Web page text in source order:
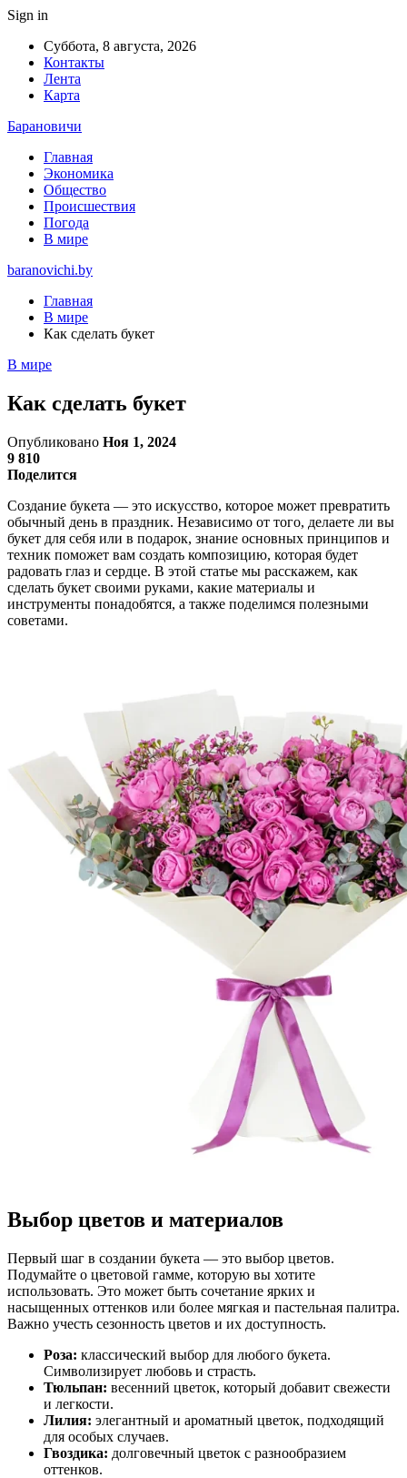
Sign in
Суббота, 8 августа, 2026
Контакты
Лента
Карта
Барановичи
Главная
Экономика
Общество
Происшествия
Погода
В мире
baranovichi.by
Главная
В мире
Как сделать букет
В мире
Как сделать букет
Опубликовано Ноя 1, 2024
9 810
Поделится
Создание букета — это искусство, которое может превратить
обычный день в праздник. Независимо от того, делаете ли вы
букет для себя или в подарок, знание основных принципов и
техник поможет вам создать композицию, которая будет
радовать глаз и сердце. В этой статье мы расскажем, как
сделать букет своими руками, какие материалы и
инструменты понадобятся, а также поделимся полезными
советами.
Выбор цветов и материалов
Первый шаг в создании букета — это выбор цветов.
Подумайте о цветовой гамме, которую вы хотите
использовать. Это может быть сочетание ярких и
насыщенных оттенков или более мягкая и пастельная палитра.
Важно учесть сезонность цветов и их доступность.
Роза: классический выбор для любого букета.
Символизирует любовь и страсть.
Тюльпан: весенний цветок, который добавит свежести
и легкости.
Лилия: элегантный и ароматный цветок, подходящий
для особых случаев.
Гвоздика: долговечный цветок с разнообразием
оттенков.